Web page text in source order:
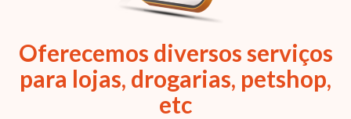
Oferecemos diversos serviços
para lojas, drogarias, petshop,
etc